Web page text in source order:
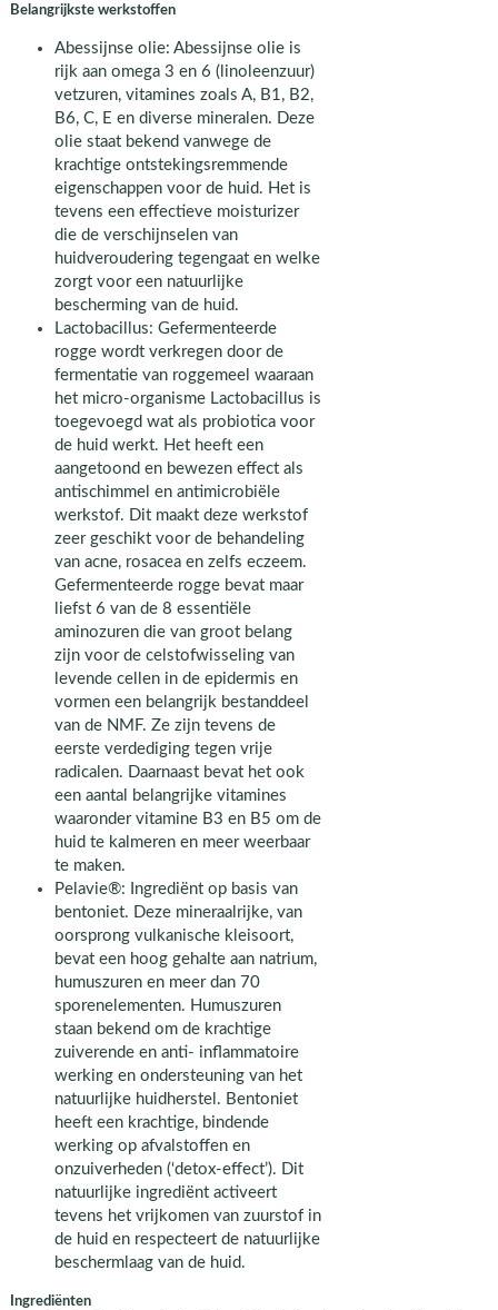
Belangrijkste werkstoffen
Abessijnse olie: Abessijnse olie is
rijk aan omega 3 en 6 (linoleenzuur)
vetzuren, vitamines zoals A, B1, B2,
B6, C, E en diverse mineralen. Deze
olie staat bekend vanwege de
krachtige ontstekingsremmende
eigenschappen voor de huid. Het is
tevens een effectieve moisturizer
die de verschijnselen van
huidveroudering tegengaat en welke
zorgt voor een natuurlijke
bescherming van de huid.
Lactobacillus: Gefermenteerde
rogge wordt verkregen door de
fermentatie van roggemeel waaraan
het micro-organisme Lactobacillus is
toegevoegd wat als probiotica voor
de huid werkt. Het heeft een
aangetoond en bewezen effect als
antischimmel en antimicrobiële
werkstof. Dit maakt deze werkstof
zeer geschikt voor de behandeling
van acne, rosacea en zelfs eczeem.
Gefermenteerde rogge bevat maar
liefst 6 van de 8 essentiële
aminozuren die van groot belang
zijn voor de celstofwisseling van
levende cellen in de epidermis en
vormen een belangrijk bestanddeel
van de NMF. Ze zijn tevens de
eerste verdediging tegen vrije
radicalen. Daarnaast bevat het ook
een aantal belangrijke vitamines
waaronder vitamine B3 en B5 om de
huid te kalmeren en meer weerbaar
te maken.
Pelavie®: Ingrediënt op basis van
bentoniet. Deze mineraalrijke, van
oorsprong vulkanische kleisoort,
bevat een hoog gehalte aan natrium,
humuszuren en meer dan 70
sporenelementen. Humuszuren
staan bekend om de krachtige
zuiverende en anti- inflammatoire
werking en ondersteuning van het
natuurlijke huidherstel. Bentoniet
heeft een krachtige, bindende
werking op afvalstoffen en
onzuiverheden (‘detox-effect’). Dit
natuurlijke ingrediënt activeert
tevens het vrijkomen van zuurstof in
de huid en respecteert de natuurlijke
beschermlaag van de huid.
Ingrediënten